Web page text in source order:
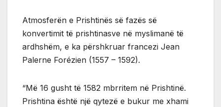
Atmosferën e Prishtinës së fazës së
konvertimit të prishtinasve në myslimanë të
ardhshëm, e ka përshkruar francezi Jean
Palerne Forézien (1557 – 1592).
“Më 16 gusht të 1582 mbrritem në Prishtinë.
Prishtina është një qytezë e bukur me xhami